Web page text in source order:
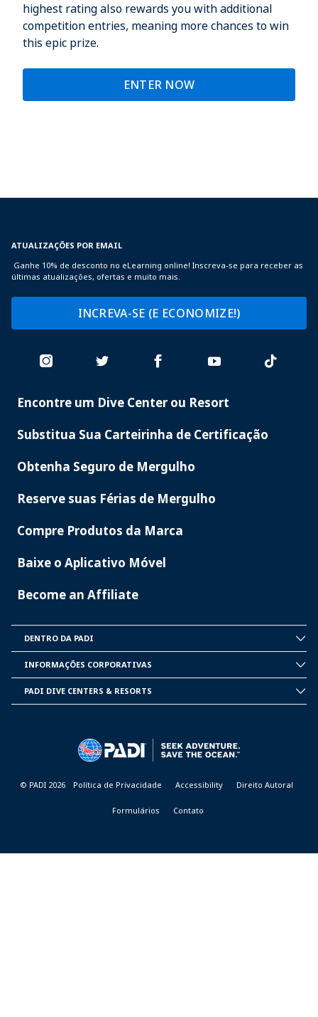
highest rating also rewards you with additional
competition entries, meaning more chances to win
this epic prize.
ENTER NOW
ATUALIZAÇÕES POR EMAIL
Ganhe 10% de desconto no eLearning online! Inscreva-se para receber as
últimas atualizações, ofertas e muito mais.
INCREVA-SE (E ECONOMIZE!)
PADI
Encontre um Dive Center ou Resort
Substitua Sua Carteirinha de Certificação
Obtenha Seguro de Mergulho
Reserve suas Férias de Mergulho
Compre Produtos da Marca
Baixe o Aplicativo Móvel
Become an Affiliate
PADI
DENTRO DA PADI
INFORMATION
INFORMAÇÕES CORPORATIVAS
PADI DIVE CENTERS & RESORTS
© PADI 2026 Política de Privacidade Accessibility Direito Autoral
Formulários Contato